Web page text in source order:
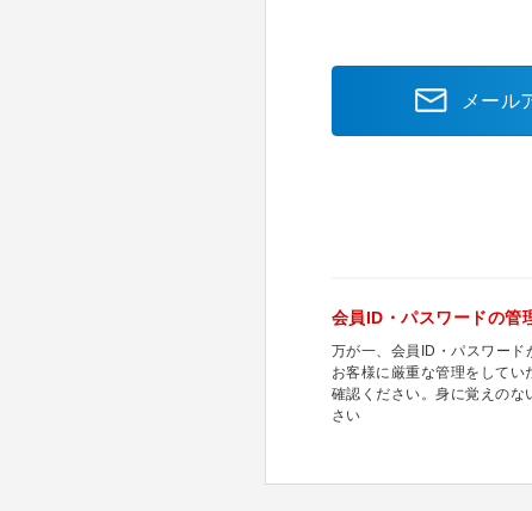
メール
会員ID・パスワードの管
万が一、会員ID・パスワード
お客様に厳重な管理をして
確認ください。身に覚えの
さい